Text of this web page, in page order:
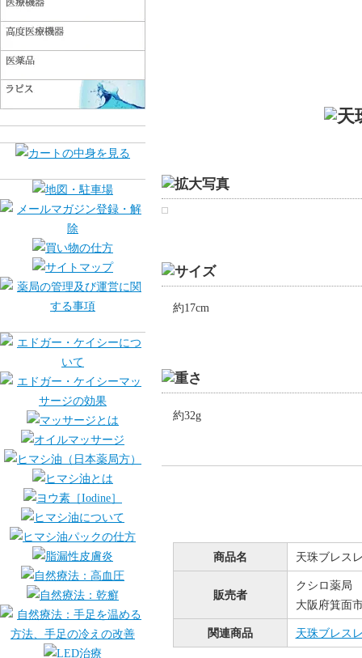
約17cm
約32g
商品名 天珠ブレス
販売者
クシロ薬局
大阪府箕面
関連商品 天珠ブレス